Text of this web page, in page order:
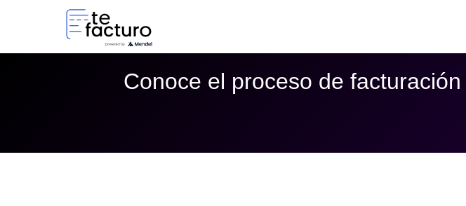
Conoce el proceso de